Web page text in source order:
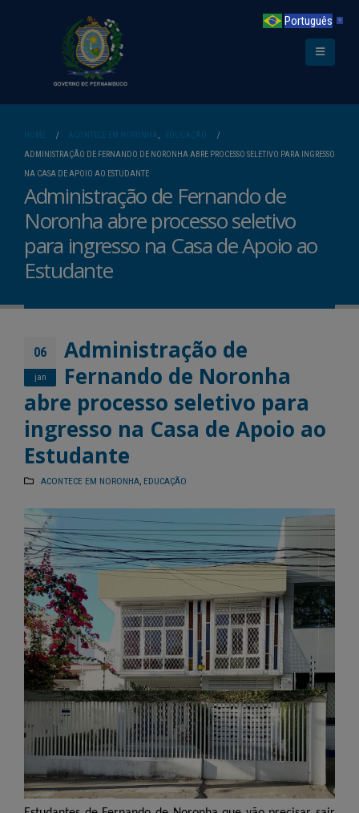
HOME ACONTECE EM NORONHA,
EDUCAÇÃO
ADMINISTRAÇÃO DE FERNANDO DE NORONHA ABRE PROCESSO SELETIVO PARA INGRESSO
NA CASA DE APOIO AO ESTUDANTE
Administração de Fernando de
Noronha abre processo seletivo
para ingresso na Casa de Apoio ao
Estudante
06
jan
Administração de
Fernando de Noronha
abre processo seletivo para
ingresso na Casa de Apoio ao
Estudante
ACONTECE EM NORONHA, EDUCAÇÃO
Português ▼